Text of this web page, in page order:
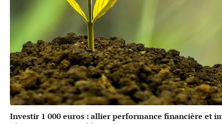
Investir 1 000 euros : allier performance financière et